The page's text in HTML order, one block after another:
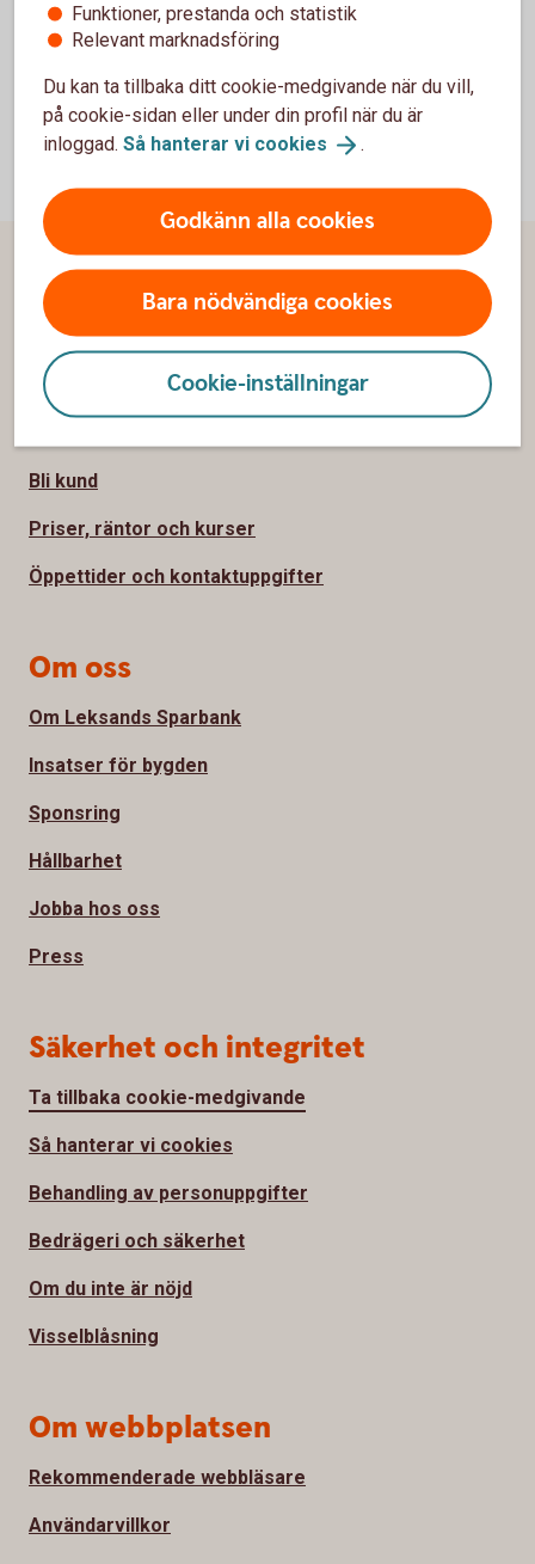
Invest AB.
Funktioner, prestanda och statistik
Relevant marknadsföring
Du kan ta tillbaka ditt cookie-medgivande när du vill,
på cookie-sidan eller under din profil när du är
inloggad. Så hanterar vi cookies .
Godkänn alla cookies
Bara nödvändiga cookies
Cookie-inställningar
Sidfot
Hitta snabbt
Kundservice
Spärrhjälp
Bli kund
Priser, räntor och kurser
Öppettider och kontaktuppgifter
Om oss
Om Leksands Sparbank
Insatser för bygden
Sponsring
Hållbarhet
Jobba hos oss
Press
Säkerhet och integritet
Ta tillbaka cookie-medgivande
Så hanterar vi cookies
Behandling av personuppgifter
Bedrägeri och säkerhet
Om du inte är nöjd
Visselblåsning
Om webbplatsen
Rekommenderade webbläsare
Användarvillkor